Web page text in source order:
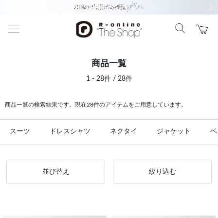
商品一覧
1 - 28件 / 28件
商品一覧の検索結果です。現在28件のアイテムをご用意しています。
スーツ ドレスシャツ ネクタイ ジャケット
並び替え 絞り込む